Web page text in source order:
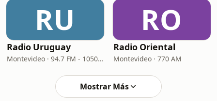
RU
Radio Uruguay
Montevideo · 94.7 FM - 1050 AM
RO
Radio Oriental
Montevideo · 770 AM
Mostrar Más